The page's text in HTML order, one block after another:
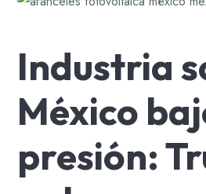
Industria
México
presión: